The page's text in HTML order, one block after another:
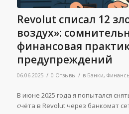
Revolut списал 12
воздух»:
финансовая
предупреждений
06.06.2025 / 0 Отзывы / в Банки,
В июне 2025 года я попытался
счёта в Revolut через банкомат